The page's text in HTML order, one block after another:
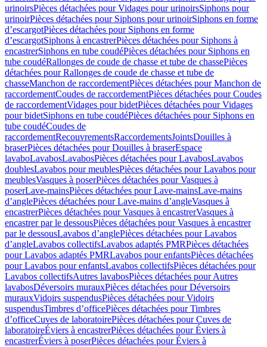
urinoirsPièces détachées pour Vidages pour urinoirsSiphons pour
urinoirPièces détachées pour Siphons pour urinoirSiphons en forme
d’escargotPièces détachées pour Siphons en forme
d’escargotSiphons à encastrerPièces détachées pour Siphons à
encastrerSiphons en tube coudéPièces détachées pour Siphons en
tube coudéRallonges de coude de chasse et tube de chassePièces
détachées pour Rallonges de coude de chasse et tube de
chasseManchon de raccordementPièces détachées pour Manchon de
raccordementCoudes de raccordementPièces détachées pour Coudes
de raccordementVidages pour bidetPièces détachées pour Vidages
pour bidetSiphons en tube coudéPièces détachées pour Siphons en
tube coudéCoudes de
raccordementRecouvrementsRaccordementsJointsDouilles à
braserPièces détachées pour Douilles à braserEspace
lavaboLavabosLavabosPièces détachées pour LavabosLavabos
doublesLavabos pour meublesPièces détachées pour Lavabos pour
meublesVasques à poserPièces détachées pour Vasques à
poserLave-mainsPièces détachées pour Lave-mainsLave-mains
d’anglePièces détachées pour Lave-mains d’angleVasques à
encastrerPièces détachées pour Vasques à encastrerVasques à
encastrer par le dessousPièces détachées pour Vasques à encastrer
par le dessousLavabos d’anglePièces détachées pour Lavabos
d’angleLavabos collectifsLavabos adaptés PMRPièces détachées
pour Lavabos adaptés PMRLavabos pour enfantsPièces détachées
pour Lavabos pour enfantsLavabos collectifsPièces détachées pour
Lavabos collectifsAutres lavabosPièces détachées pour Autres
lavabosDéversoirs murauxPièces détachées pour Déversoirs
murauxVidoirs suspendusPièces détachées pour Vidoirs
suspendusTimbres dʼofficePièces détachées pour Timbres
dʼofficeCuves de laboratoirePièces détachées pour Cuves de
laboratoireÉviers à encastrerPièces détachées pour Éviers à
encastrerÉviers à poserPièces détachées pour Éviers à